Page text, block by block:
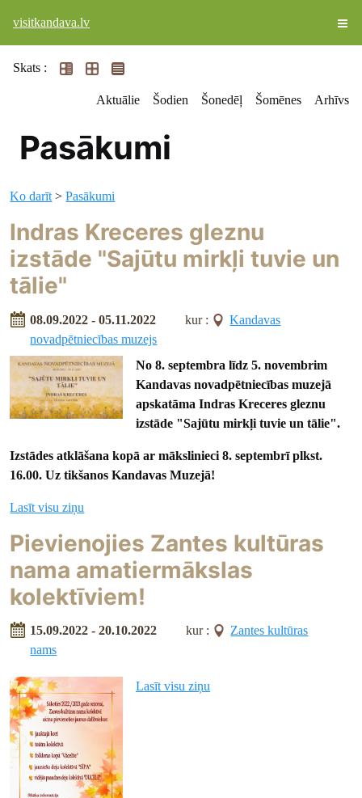
visitkandava.lv
Skats :
Aktuālie Šodien Šonedēļ Šomēnes Arhīvs
Pasākumi
Ko darīt >Pasākumi
Indras Kreceres gleznu
izstāde "Sajūtu mirkļi tuvie un
tālie"
08.09.2022 - 05.11.2022 kur :
Kandavas
novadpētniecības muzejs
No 8. septembra līdz 5. novembrim
Kandavas novadpētniecības muzejā
apskatāmaIndras Kreceres gleznu
izstāde "Sajūtu mirkļi tuvie un tālie".
Izstādes atklāšana kopā ar mākslinieci 8. septembrī plkst.
16.00. Uz tikšanos Kandavas Muzejā!
Lasīt visu ziņu
Pievienojies Zantes kultūras
nama amatiermākslas
kolektīviem!
15.09.2022 - 20.10.2022 kur :
Zantes kultūras
nams
Lasīt visu ziņu